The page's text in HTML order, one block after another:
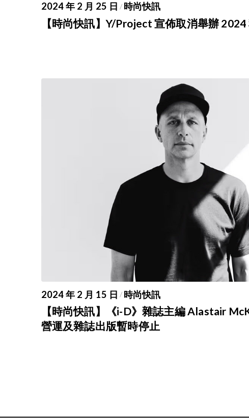
2024 年 2 月 25 日 / 時尚快訊
【時尚快訊】Y/Project 宣佈取消舉辦
2024 年 2 月 15 日 / 時尚快訊
【時尚快訊】《i-D》雜誌主編 Alastair
營運及雜誌出版暫時停止